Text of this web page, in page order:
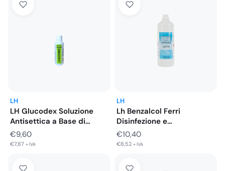
LH
LH Glucodex Soluzione
Antisettica a Base di
Clorexidina…
€9,60
€7,87 + IVA
LH
Lh Benzalcol Ferri
Disinfezione e
Conservazione Dispositivi
Medici…
€10,40
€8,52 + IVA